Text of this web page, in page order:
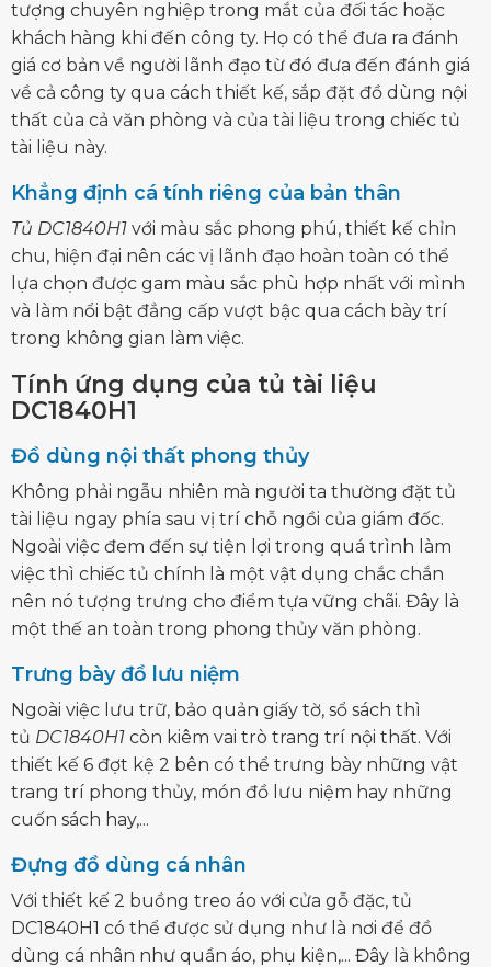
tượng chuyên nghiệp trong mắt của đối tác hoặc
khách hàng khi đến công ty. Họ có thể đưa ra đánh
giá cơ bản về người lãnh đạo từ đó đưa đến đánh giá
về cả công ty qua cách thiết kế, sắp đặt đồ dùng nội
thất của cả văn phòng và của tài liệu trong chiếc tủ
tài liệu này.
Khẳng định cá tính riêng của bản thân
Tủ DC1840H1 với màu sắc phong phú, thiết kế chỉn
chu, hiện đại nên các vị lãnh đạo hoàn toàn có thể
lựa chọn được gam màu sắc phù hợp nhất với mình
và làm nổi bật đẳng cấp vượt bậc qua cách bày trí
trong không gian làm việc.
Tính ứng dụng của tủ tài liệu
DC1840H1
Đồ dùng nội thất phong thủy
Không phải ngẫu nhiên mà người ta thường đặt tủ
tài liệu ngay phía sau vị trí chỗ ngồi của giám đốc.
Ngoài việc đem đến sự tiện lợi trong quá trình làm
việc thì chiếc tủ chính là một vật dụng chắc chắn
nên nó tượng trưng cho điểm tựa vững chãi. Đây là
một thế an toàn trong phong thủy văn phòng.
Trưng bày đồ lưu niệm
Ngoài việc lưu trữ, bảo quản giấy tờ, sổ sách thì
tủ DC1840H1 còn kiêm vai trò trang trí nội thất. Với
thiết kế 6 đợt kệ 2 bên có thể trưng bày những vật
trang trí phong thủy, món đồ lưu niệm hay những
cuốn sách hay,...
Đựng đồ dùng cá nhân
Với thiết kế 2 buồng treo áo với cửa gỗ đặc, tủ
DC1840H1 có thể được sử dụng như là nơi để đồ
dùng cá nhân như quần áo, phụ kiện,... Đây là không